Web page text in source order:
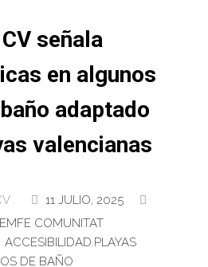
señala
en algunos
adaptado
valencianas
.
11 JULIO, 2025
COMUNITAT
ACCESIBILIDAD,PLAYAS
DE BAÑO